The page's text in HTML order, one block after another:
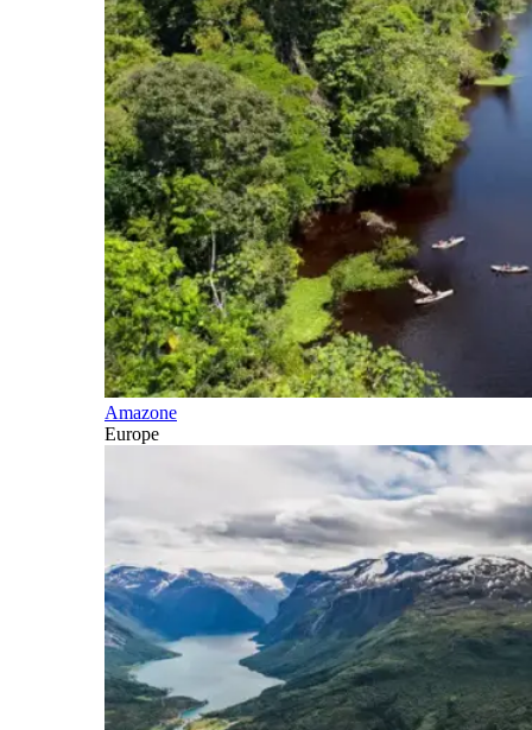
Amazone
Europe